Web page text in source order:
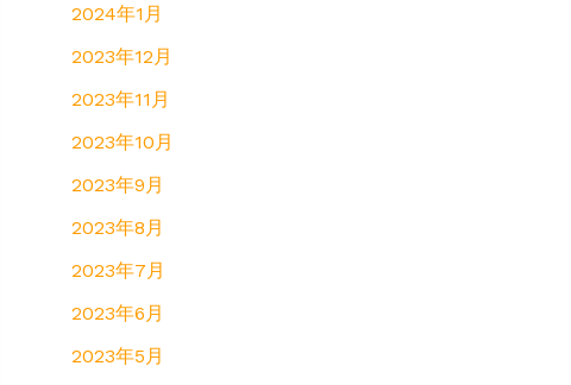
2024年1月
2023年12月
2023年11月
2023年10月
2023年9月
2023年8月
2023年7月
2023年6月
2023年5月